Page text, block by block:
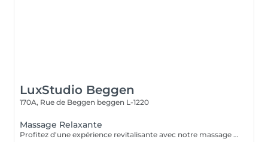
LuxStudio Beggen
170A, Rue de Beggen beggen L-1220
Massage Relaxante
Profitez d'une expérience revitalisante avec notre massage relaxant de 40, 60 ou 90 minutes. Nos esthéticiennes utiliseront des techniques douces pour soulager les tensions musculaires, procurant une sensation de tranquillité. Le temps de préparation et d'installation de la cliente est inclus dans la période choisie, garantissant que chaque minute soit consacrée à votre bien-être. Profitez de ce moment pour rajeunir corps et esprit.